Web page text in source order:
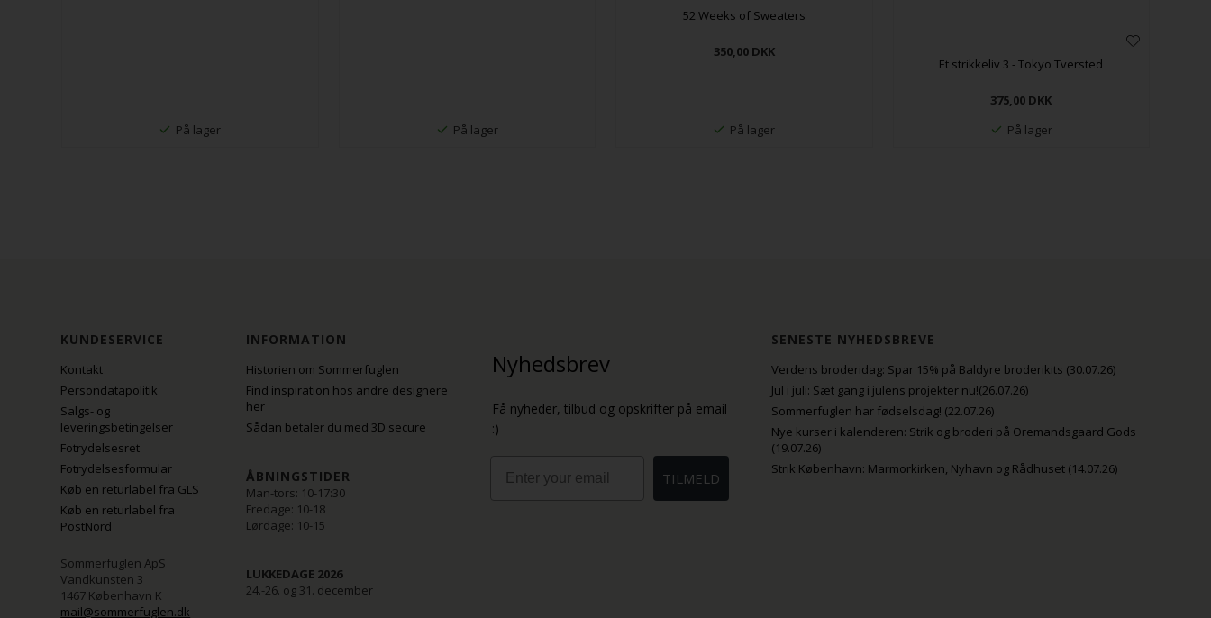
På lager På lager
52 Weeks of Sweaters
350,00 DKK
På lager
Et strikkeliv 3 - Tokyo Tversted
375,00 DKK
På lager
KUNDESERVICE
Kontakt
Persondatapolitik
Salgs- og
leveringsbetingelser
Fotrydelsesret
Fotrydelsesformular
Køb en returlabel fra GLS
Køb en returlabel fra
PostNord
Sommerfuglen ApS
Vandkunsten 3
1467 København K
mail@sommerfuglen.dk
INFORMATION
Historien om Sommerfuglen
Find inspiration hos andre designere
her
Sådan betaler du med 3D secure
ÅBNINGSTIDER
Man-tors: 10-17:30
Fredage: 10-18
Lørdage: 10-15
LUKKEDAGE 2026
24.-26. og 31. december
Nyhedsbrev
Få nyheder, tilbud og opskrifter på email
:)
TILMELD
SENESTE NYHEDSBREVE
Verdens broderidag: Spar 15% på Baldyre broderikits (30.07.26)
Jul i juli: Sæt gang i julens projekter nu!(26.07.26)
Sommerfuglen har fødselsdag! (22.07.26)
Nye kurser i kalenderen: Strik og broderi på Oremandsgaard Gods
(19.07.26)
Strik København: Marmorkirken, Nyhavn og Rådhuset (14.07.26)